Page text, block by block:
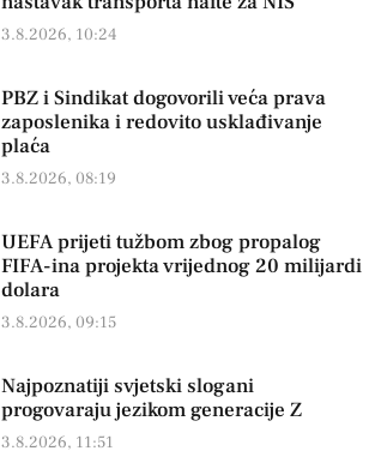
3.8.2026, 10:24
PBZ i Sindikat dogovorili veća prava
zaposlenika i redovito usklađivanje
plaća
3.8.2026, 08:19
UEFA prijeti tužbom zbog propalog
FIFA-ina projekta vrijednog 20 milijardi
dolara
3.8.2026, 09:15
Najpoznatiji svjetski slogani
progovaraju jezikom generacije Z
3.8.2026, 11:51